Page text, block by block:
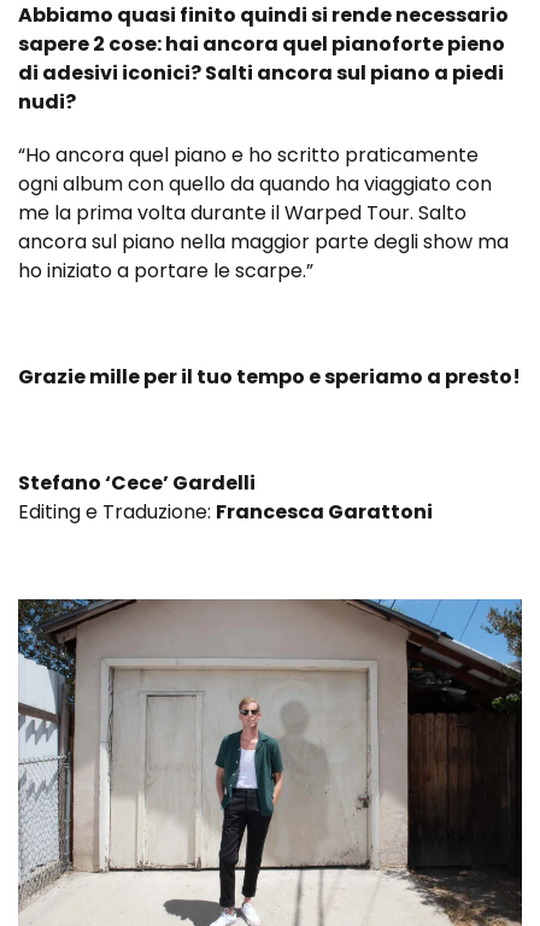
Abbiamo quasi finito quindi si rende necessario
sapere 2 cose: hai ancora quel pianoforte pieno
di adesivi iconici? Salti ancora sul piano a piedi
nudi?
“Ho ancora quel piano e ho scritto praticamente
ogni album con quello da quando ha viaggiato con
me la prima volta durante il Warped Tour. Salto
ancora sul piano nella maggior parte degli show ma
ho iniziato a portare le scarpe.”
Grazie mille per il tuo tempo e speriamo a presto!
Stefano ‘Cece’ Gardelli
Editing e Traduzione: Francesca Garattoni